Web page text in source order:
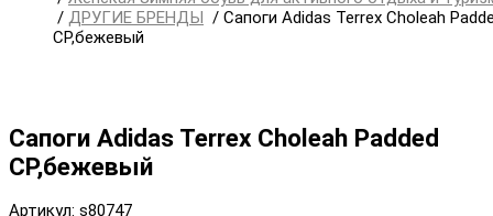
/ ДРУГИЕ БРЕНДЫ / Сапоги Adidas Terrex Choleah
CP,бежевый
Сапоги Adidas Terrex Choleah Padded
CP,бежевый
Артикул: s80747